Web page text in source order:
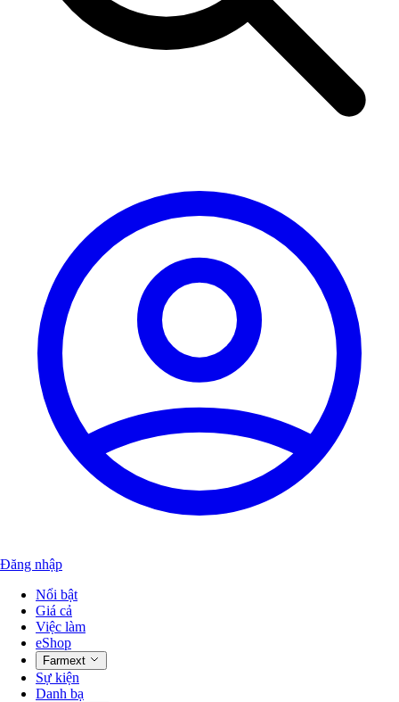
Đăng nhập
Nổi bật
Giá cả
Việc làm
eShop
Farmext
Sự kiện
Danh bạ